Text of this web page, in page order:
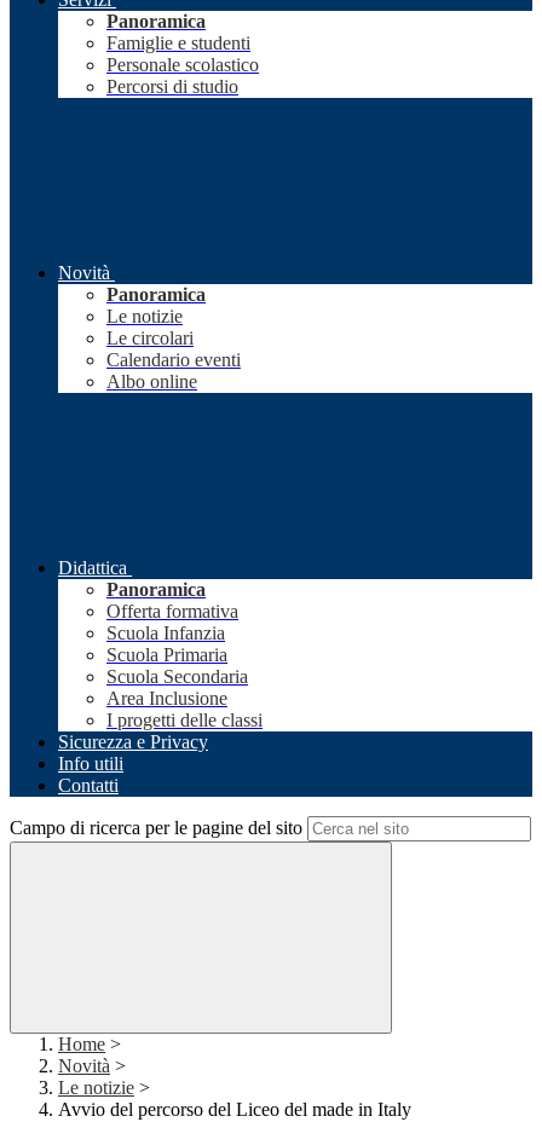
Panoramica
Famiglie e studenti
Personale scolastico
Percorsi di studio
Novità
Panoramica
Le notizie
Le circolari
Calendario eventi
Albo online
Didattica
Panoramica
Offerta formativa
Scuola Infanzia
Scuola Primaria
Scuola Secondaria
Area Inclusione
I progetti delle classi
Sicurezza e Privacy
Info utili
Contatti
Campo di ricerca per le pagine del sito
Home >
Novità >
Le notizie >
Avvio del percorso del Liceo del made in Italy